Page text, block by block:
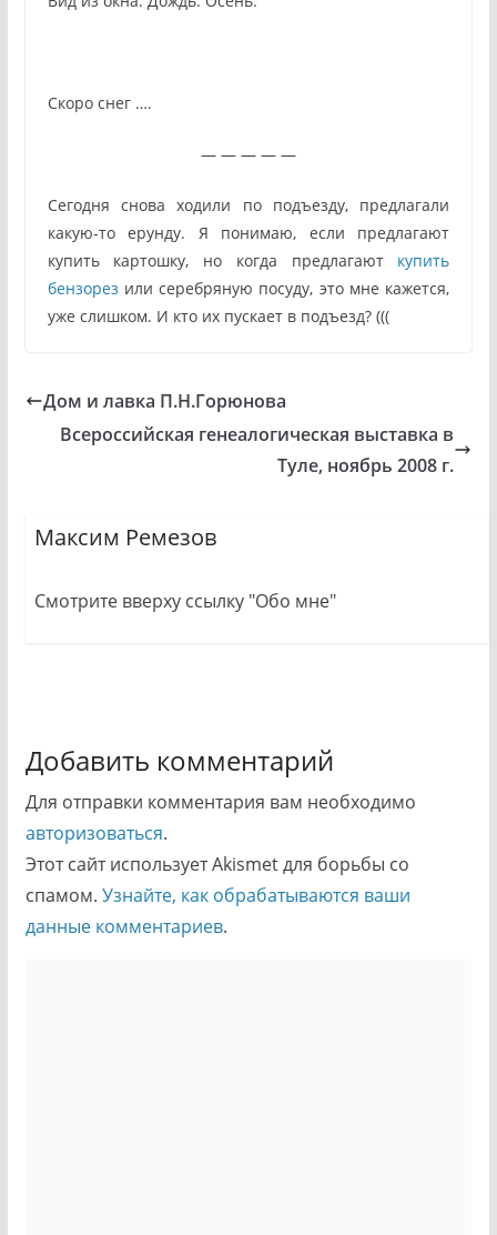
Скоро снег ….
— — — — —
Сегодня снова ходили по подъезду, предлагали
какую-то ерунду. Я понимаю, если предлагают
купить картошку, но когда предлагают купить
бензорез или серебряную посуду, это мне кажется,
уже слишком. И кто их пускает в подъезд? (((
Дом и лавка П.Н.Горюнова
Всероссийская генеалогическая выставка в
Туле, ноябрь 2008 г.
Максим Ремезов
Смотрите вверху ссылку "Обо мне"
Добавить комментарий
Для отправки комментария вам необходимо
авторизоваться.
Этот сайт использует Akismet для борьбы со
спамом. Узнайте, как обрабатываются ваши
данные комментариев.